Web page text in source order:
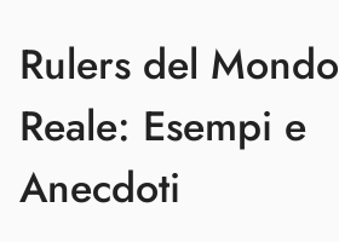
Rulers del Mondo
Reale: Esempi e
Anecdoti